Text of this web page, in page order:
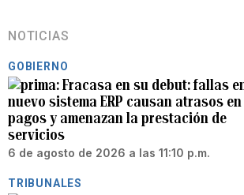
NOTICIAS
GOBIERNO
Fracasa en su debut: fallas
nuevo sistema ERP causan atrasos en
pagos y amenazan la prestación de
servicios
6 de agosto de 2026 a las 11:10 p.m.
TRIBUNALES